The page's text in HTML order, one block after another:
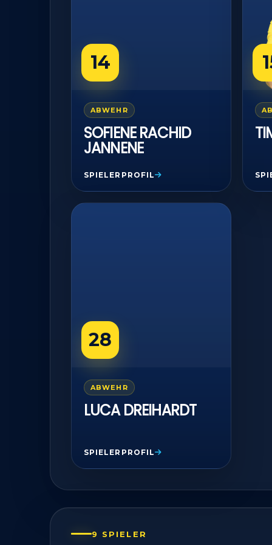
Ihre
14
ABWEHR
SOFIENE RACHID
JANNENE
SPIELERPROFIL
28
ABWEHR
LUCA DREIHARDT
SPIELERPROFIL
9 SPIELER